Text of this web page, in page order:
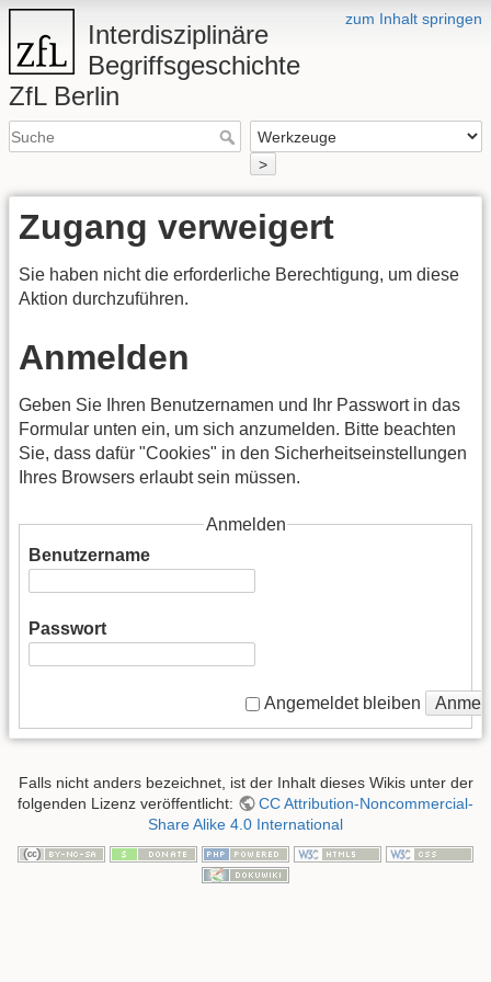
zum Inhalt springen
Interdisziplinäre
Begriffsgeschichte
ZfL Berlin
>
Zugang verweigert
Sie haben nicht die erforderliche Berechtigung, um diese
Aktion durchzuführen.
Anmelden
Geben Sie Ihren Benutzernamen und Ihr Passwort in das
Formular unten ein, um sich anzumelden. Bitte beachten
Sie, dass dafür "Cookies" in den Sicherheitseinstellungen
Ihres Browsers erlaubt sein müssen.
Anmelden
Benutzername
Passwort
Angemeldet bleiben
Falls nicht anders bezeichnet, ist der Inhalt dieses Wikis unter der
folgenden Lizenz veröffentlicht:
CC Attribution-Noncommercial-
Share Alike 4.0 International